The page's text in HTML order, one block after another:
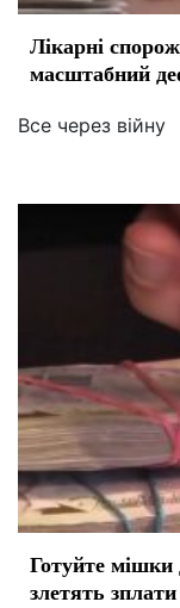
Лікарні
масштабний
Все через війну
Готуйте мішки
злетять